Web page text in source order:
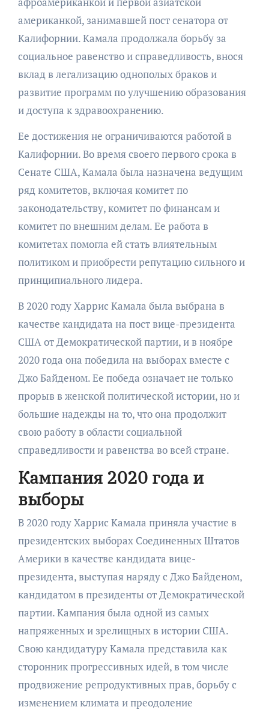
американкой, занимавшей пост сенатора от
Калифорнии. Камала продолжала борьбу за
социальное равенство и справедливость, внося
вклад в легализацию однополых браков и
развитие программ по улучшению образования
и доступа к здравоохранению.
Ее достижения не ограничиваются работой в
Калифорнии. Во время своего первого срока в
Сенате США, Камала была назначена ведущим
ряд комитетов, включая комитет по
законодательству, комитет по финансам и
комитет по внешним делам. Ее работа в
комитетах помогла ей стать влиятельным
политиком и приобрести репутацию сильного и
принципиального лидера.
В 2020 году Харрис Камала была выбрана в
качестве кандидата на пост вице-президента
США от Демократической партии, и в ноябре
2020 года она победила на выборах вместе с
Джо Байденом. Ее победа означает не только
прорыв в женской политической истории, но и
большие надежды на то, что она продолжит
свою работу в области социальной
справедливости и равенства во всей стране.
Кампания 2020 года и
выборы
В 2020 году Харрис Камала приняла участие в
президентских выборах Соединенных Штатов
Америки в качестве кандидата вице-
президента, выступая наряду с Джо Байденом,
кандидатом в президенты от Демократической
партии. Кампания была одной из самых
напряженных и зрелищных в истории США.
Свою кандидатуру Камала представила как
сторонник прогрессивных идей, в том числе
продвижение репродуктивных прав, борьбу с
изменением климата и преодоление